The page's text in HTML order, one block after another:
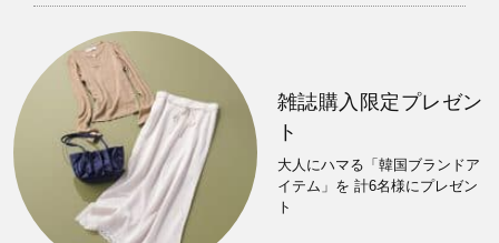
雑誌購入限定プレゼン
ト
大人にハマる「韓国ブランドア
イテム」を 計6名様にプレゼン
ト